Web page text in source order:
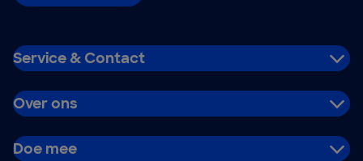
Service & Contact
Over ons
Doe mee